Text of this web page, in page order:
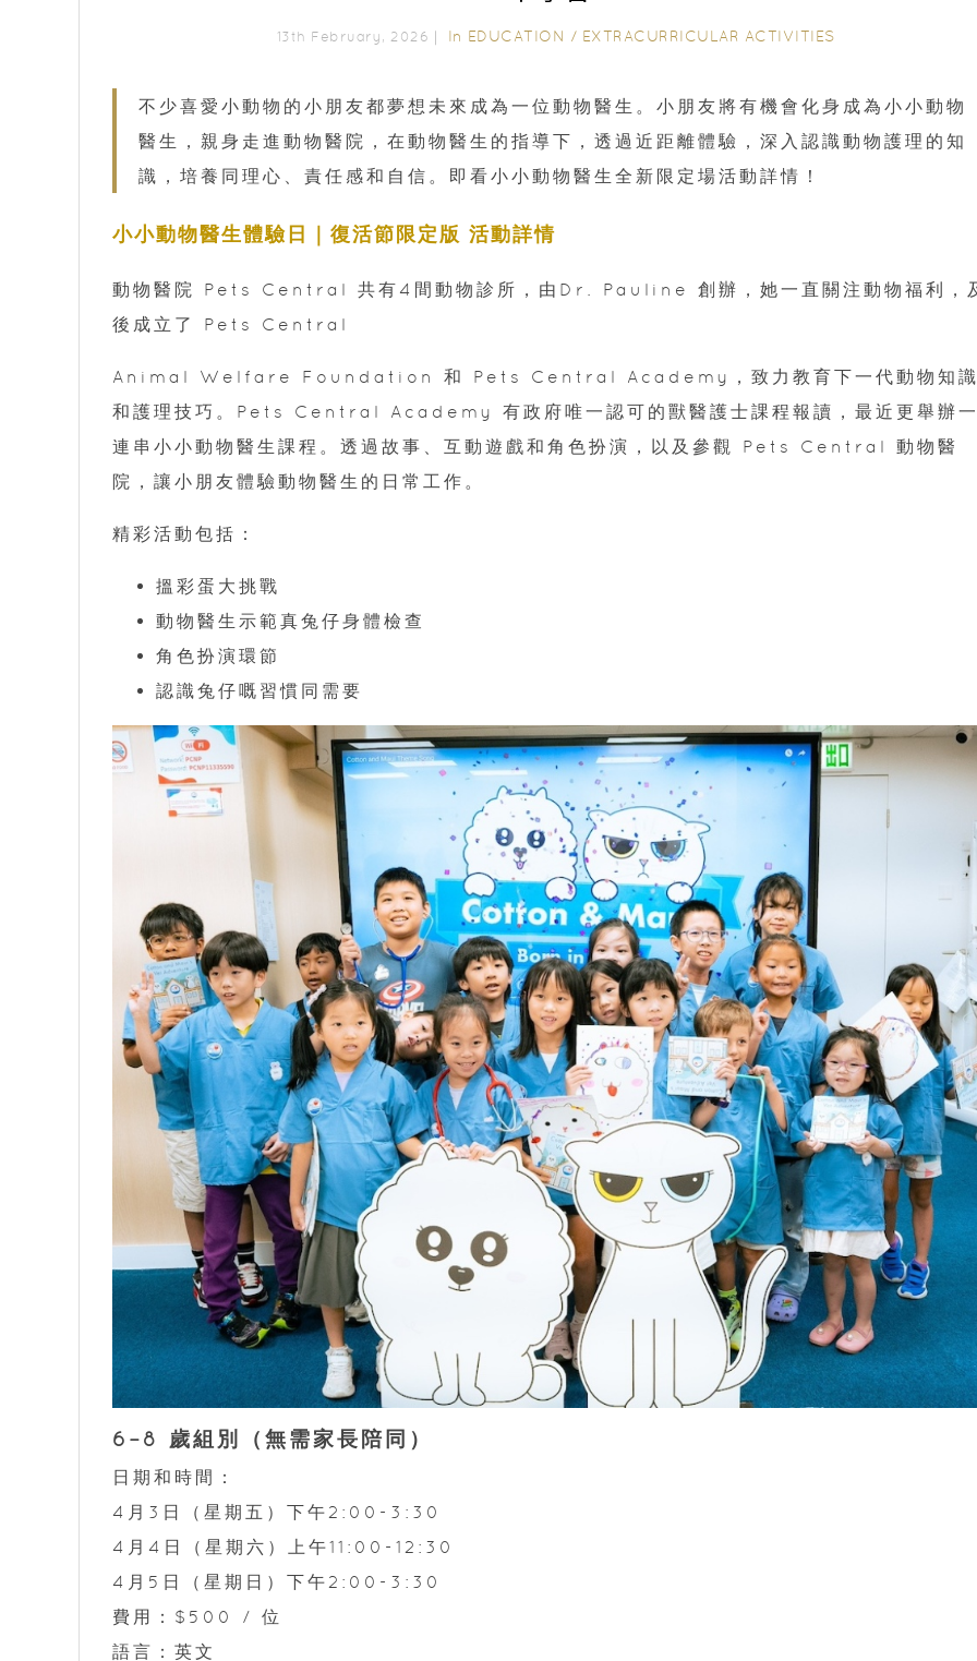
13th February, 2026｜ In EDUCATION / EXTRACURRICULAR ACTIVITIES
不少喜愛小動物的小朋友都夢想未來成為一位動物醫生。小朋友將有機會化身成為小小動物
醫生，親身走進動物醫院，在動物醫生的指導下，透過近距離體驗，深入認識動物護理的知
識，培養同理心、責任感和自信。即看小小動物醫生全新限定場活動詳情！
小小動物醫生體驗日｜復活節限定版 活動詳情
動物醫院 Pets Central 共有4間動物診所，由Dr. Pauline 創辦，她一直關注動物福利，
後成立了 Pets Central
Animal Welfare Foundation 和 Pets Central Academy，致力教育下一代動物知
和護理技巧。Pets Central Academy 有政府唯一認可的獸醫護士課程報讀，最近更舉辦
連串小小動物醫生課程。透過故事、互動遊戲和角色扮演，以及參觀 Pets Central 動物醫
院，讓小朋友體驗動物醫生的日常工作。
精彩活動包括：
搵彩蛋大挑戰
動物醫生示範真兔仔身體檢查
角色扮演環節
認識兔仔嘅習慣同需要
6–8 歲組別（無需家長陪同）
日期和時間：
4月3日（星期五）下午2:00-3:30
4月4日（星期六）上午11:00-12:30
4月5日（星期日）下午2:00-3:30
費用：$500 / 位
語言：英文